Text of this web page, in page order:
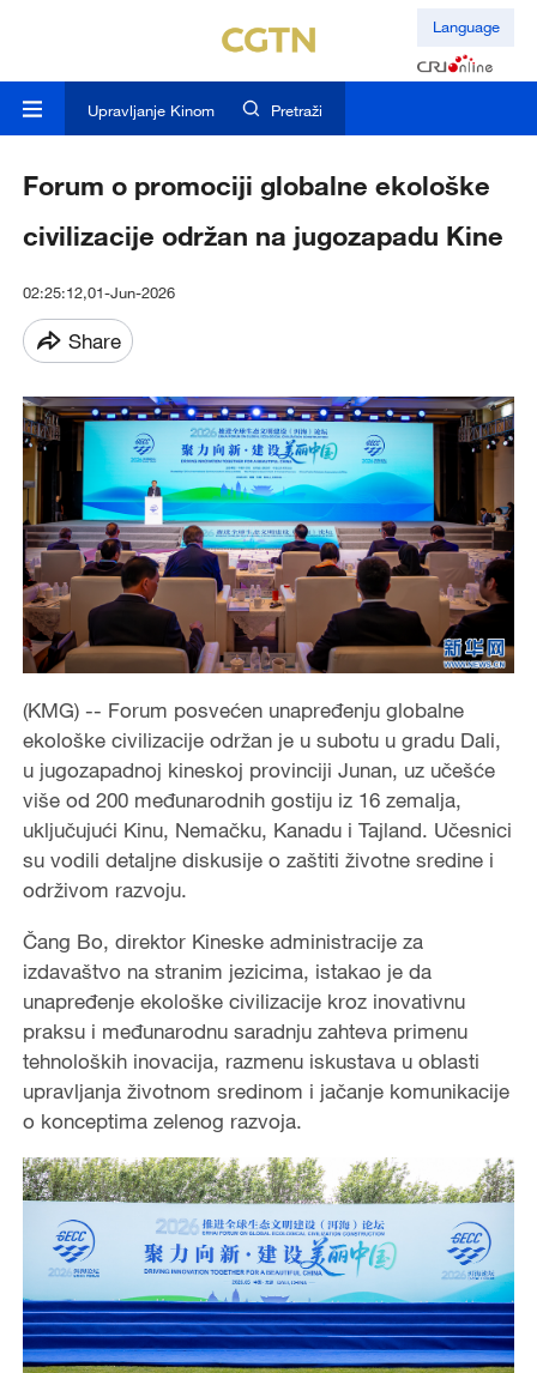
Language
Upravljanje Kinom Pretraži
Forum o promociji globalne ekološke
civilizacije održan na jugozapadu Kine
02:25:12,01-Jun-2026
Share
(KMG) -- Forum posvećen unapređenju globalne
ekološke civilizacije održan je u subotu u gradu Dali,
u jugozapadnoj kineskoj provinciji Junan, uz učešće
više od 200 međunarodnih gostiju iz 16 zemalja,
uključujući Kinu, Nemačku, Kanadu i Tajland. Učesnici
su vodili detaljne diskusije o zaštiti životne sredine i
održivom razvoju.
Čang Bo, direktor Kineske administracije za
izdavaštvo na stranim jezicima, istakao je da
unapređenje ekološke civilizacije kroz inovativnu
praksu i međunarodnu saradnju zahteva primenu
tehnoloških inovacija, razmenu iskustava u oblasti
upravljanja životnom sredinom i jačanje komunikacije
o konceptima zelenog razvoja.